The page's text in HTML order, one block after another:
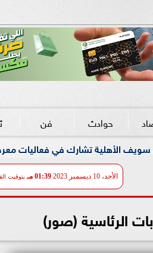
حوادث فن
معرض ”أخبار اليوم للتعليم
الأحد، 10 ديسمبر 2023 01:39 مـ بتوقيت
الرئاسية (صور)